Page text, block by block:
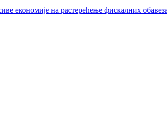
економије на растерећење фискалних